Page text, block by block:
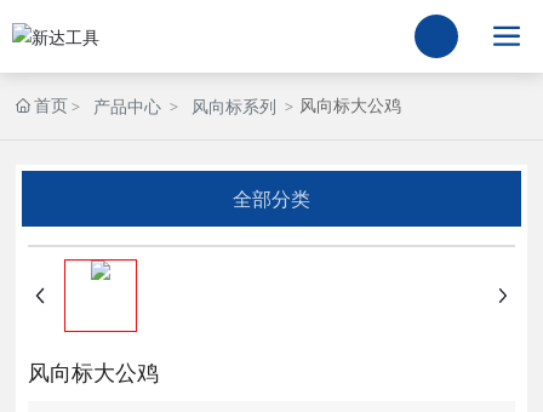
首页 产品中心 风向标系列 风向标大公鸡
全部分类
风向标大公鸡